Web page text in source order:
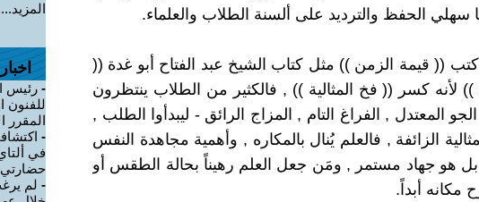
سهلي الحفظ والترديد على ألسنة الطلاب والعلماء.
(( قيمة الزمن )) مثل كتاب الشيخ عبد الفتاح أبو غدة ((
)) لأنه كسر (( فخ المثالية )) , فالكثير من الطلاب ينتظرون
المعتدل , الفراغ التام , المزاج الرائق - ليبدأوا الطلب ,
الزائفة , فالعلم يُنال بالمكاره , وأهمية مجاهدة النفس
هو جهاد مستمر , ومَن جعل العلم رهيناً بحالة الطقس أو
مكانه أبداً.
- رئيس
للفنون
المقرر
-
في
حضارتي
- لم